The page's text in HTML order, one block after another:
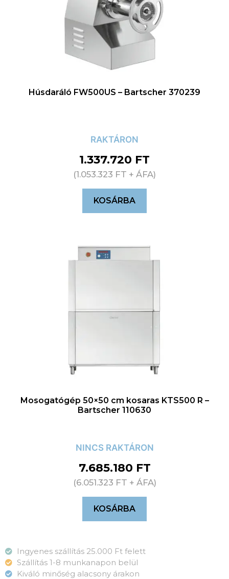
Húsdaráló FW500US – Bartscher 370239
RAKTÁRON
1.337.720 FT
(1.053.323 FT + ÁFA)
KOSÁRBA
Mosogatógép 50×50 cm kosaras KTS500 R –
Bartscher 110630
NINCS RAKTÁRON
7.685.180 FT
(6.051.323 FT + ÁFA)
KOSÁRBA
Ingyenes szállítás 25.000 Ft felett
Szállítás 1-8 munkanapon belül
Kiváló minőség alacsony árakon